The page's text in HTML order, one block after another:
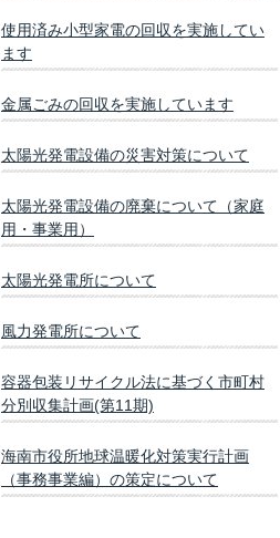
使用済み小型家電の回収を実施してい
ます
金属ごみの回収を実施しています
太陽光発電設備の災害対策について
太陽光発電設備の廃棄について（家庭
用・事業用）
太陽光発電所について
風力発電所について
容器包装リサイクル法に基づく市町村
分別収集計画(第11期)
海南市役所地球温暖化対策実行計画
（事務事業編）の策定について